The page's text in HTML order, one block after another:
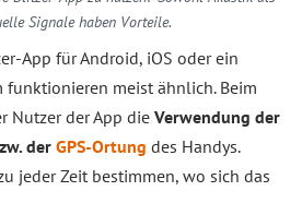
Signale haben Vorteile.
App für Android, iOS oder ein
funktionieren meist ähnlich. Beim
Nutzer der App die Verwendung der
der GPS-Ortung des Handys.
jeder Zeit bestimmen, wo sich das